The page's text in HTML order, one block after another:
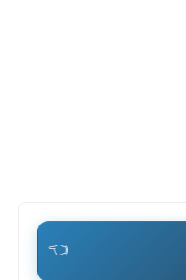
👈